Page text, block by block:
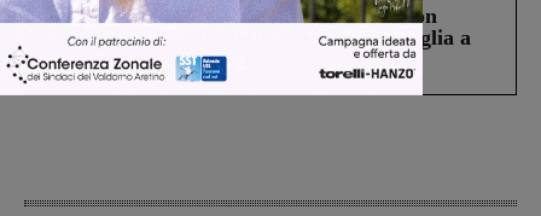
Scomparso da una struttura di Castiglion
Fiorentino l’uomo che aveva ucciso la figlia a
Levane nel 2020